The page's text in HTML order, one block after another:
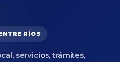
RÍOS
servicios, trámites,